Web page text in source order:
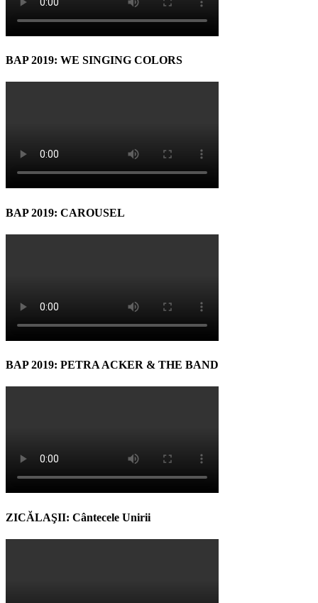
BAP 2019: WE SINGING COLORS
BAP 2019: CAROUSEL
BAP 2019: PETRA ACKER & THE BAND
ZICĂLAŞII: Cântecele Unirii